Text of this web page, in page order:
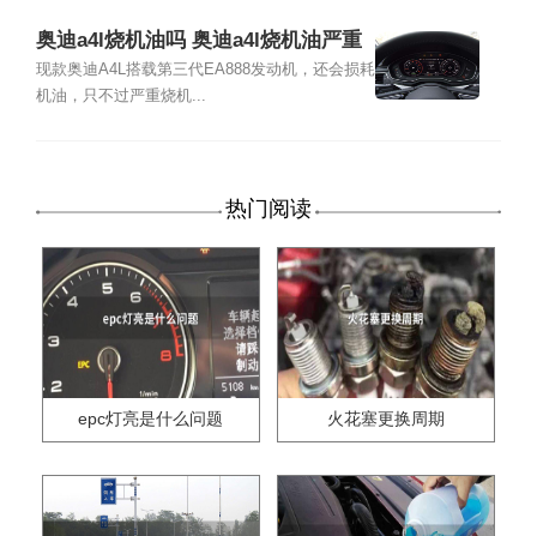
奥迪a4l烧机油吗 奥迪a4l烧机油严重
吗
现款奥迪A4L搭载第三代EA888发动机，还会损耗
机油，只不过严重烧机...
热门阅读
epc灯亮是什么问题 火花塞更换周期